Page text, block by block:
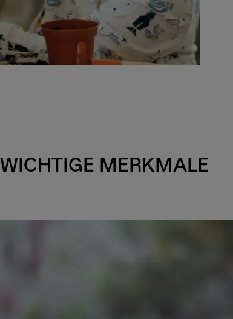
WICHTIGE MERKMALE